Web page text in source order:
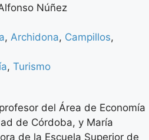
Núñez
, Archidona, Campillos,
, Turismo
del Área de Economía
de Córdoba, y María
de la Escuela Superior de